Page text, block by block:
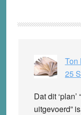
Interactions
Ton
25
Dat dit
uitgevoerd”